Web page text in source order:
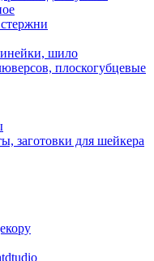
шило
плоскогубцевые
заготовки для шейкера